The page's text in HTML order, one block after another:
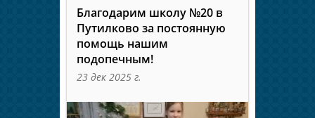
Благодарим школу №20 в
Путилково за постоянную
помощь нашим
подопечным!
23 дек 2025 г.